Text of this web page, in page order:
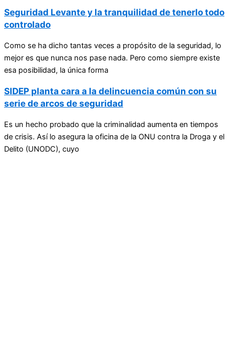
Seguridad Levante y la tranquilidad de tenerlo todo
controlado
Como se ha dicho tantas veces a propósito de la seguridad, lo
mejor es que nunca nos pase nada. Pero como siempre existe
esa posibilidad, la única forma
SIDEP planta cara a la delincuencia común con su
serie de arcos de seguridad
Es un hecho probado que la criminalidad aumenta en tiempos
de crisis. Así lo asegura la oficina de la ONU contra la Droga y el
Delito (UNODC), cuyo